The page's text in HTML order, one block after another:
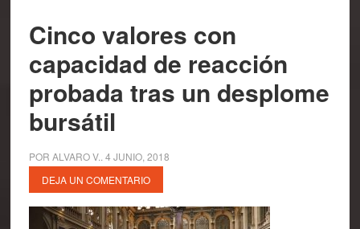
Cinco valores con
capacidad de reacción
probada tras un desplome
bursátil
POR ALVARO V. 4 JUNIO, 2018
DEJA UN COMENTARIO